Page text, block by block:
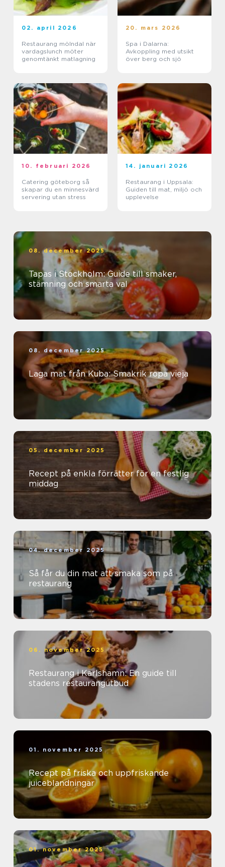
02. april 2026
Restaurang mölndal när
vardagslunch möter
genomtänkt matlagning
20. mars 2026
Spa i Dalarna:
Avkoppling med utsikt
över berg och sjö
10. februari 2026
Catering göteborg så
skapar du en minnesvärd
servering utan stress
14. januari 2026
Restaurang i Uppsala:
Guiden till mat, miljö och
upplevelse
08. december 2025
Tapas i Stockholm: Guide till smaker,
stämning och smarta val
08. december 2025
Laga mat från Kuba: Smakrik ropa vieja
05. december 2025
Recept på enkla förrätter för en festlig
middag
04. december 2025
Så får du din mat att smaka som på
restaurang
06. november 2025
Restaurang i Karlshamn: En guide till
stadens restaurangutbud
01. november 2025
Recept på friska och uppfriskande
juiceblandningar
01. november 2025